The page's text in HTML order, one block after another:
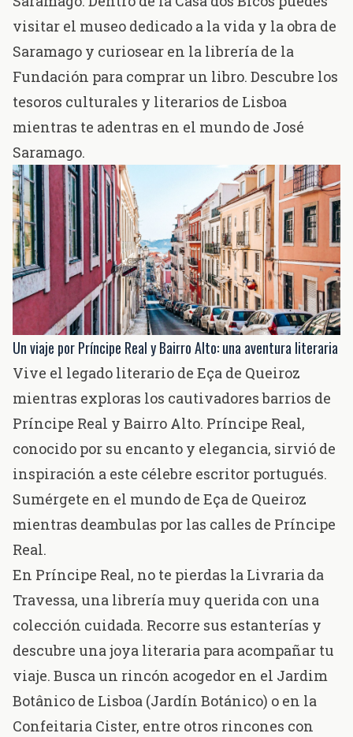
visitar el museo dedicado a la vida y la obra de
Saramago y curiosear en la librería de la
Fundación para comprar un libro. Descubre los
tesoros culturales y literarios de Lisboa
mientras te adentras en el mundo de José
Saramago.
Un viaje por Príncipe Real y Bairro Alto: una aventura literaria
Vive el legado literario de Eça de Queiroz
mientras exploras los cautivadores barrios de
Príncipe Real y Bairro Alto. Príncipe Real,
conocido por su encanto y elegancia, sirvió de
inspiración a este célebre escritor portugués.
Sumérgete en el mundo de Eça de Queiroz
mientras deambulas por las calles de Príncipe
Real.
En Príncipe Real, no te pierdas la Livraria da
Travessa, una librería muy querida con una
colección cuidada. Recorre sus estanterías y
descubre una joya literaria para acompañar tu
viaje. Busca un rincón acogedor en el Jardim
Botânico de Lisboa (Jardín Botánico) o en la
Confeitaria Cister, entre otros rincones con